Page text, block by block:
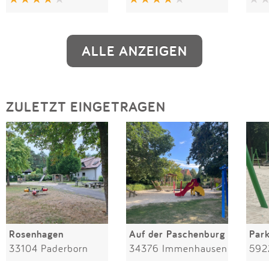
ALLE ANZEIGEN
ZULETZT EINGETRAGEN
Rosenhagen
33104 Paderborn
Auf der Paschenburg
34376 Immenhausen